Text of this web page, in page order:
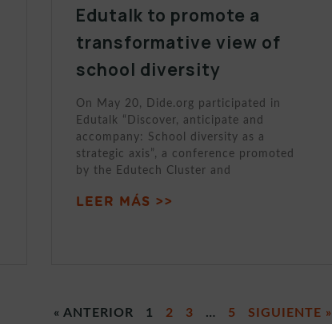
Edutalk to promote a
transformative view of
school diversity
On May 20, Dide.org participated in
Edutalk “Discover, anticipate and
accompany: School diversity as a
strategic axis”, a conference promoted
by the Edutech Cluster and
LEER MÁS >>
« ANTERIOR 1 2 3 … 5 SIGUIENTE »